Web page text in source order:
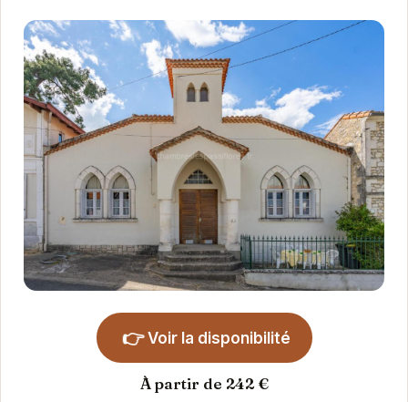
👉 Voir la disponibilité
À partir de 242 €